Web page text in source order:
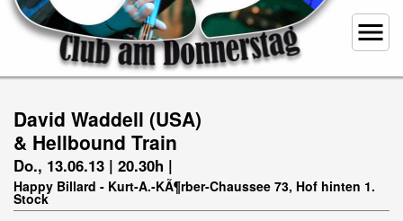
menu
David Waddell (USA)
& Hellbound Train
Do., 13.06.13 | 20.30h |
Happy Billard - Kurt-A.-KÃ¶rber-Chaussee 73, Hof hinten 1.
Stock